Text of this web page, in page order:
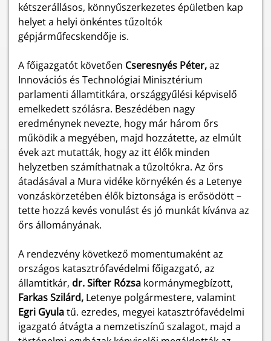
kétszerállásos, könnyűszerkezetes épületben kap
helyet a helyi önkéntes tűzoltók
gépjárműfecskendője is.
A főigazgatót követően Cseresnyés Péter,az
Innovációs és Technológiai Minisztérium
parlamenti államtitkára, országgyűlési képviselő
emelkedett szólásra. Beszédében nagy
eredménynek nevezte, hogy már három őrs
működik a megyében, majd hozzátette, az elmúlt
évek azt mutatták, hogy az itt élők minden
helyzetben számíthatnak a tűzoltókra. Az őrs
átadásával a Mura vidéke környékén és a Letenye
vonzáskörzetében élők biztonsága is erősödött –
tette hozzá kevés vonulást és jó munkát kívánva az
őrs állományának.
A rendezvény következő momentumaként az
országos katasztrófavédelmi főigazgató, az
államtitkár, dr. Sifter Rózsa kormánymegbízott,
Farkas Szilárd, Letenye polgármestere, valamint
Egri Gyulatű. ezredes, megyei katasztrófavédelmi
igazgató átvágta a nemzetiszínű szalagot, majd a